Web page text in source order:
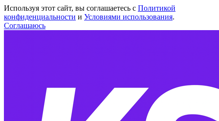
Используя этот сайт, вы соглашаетесь с Политикой
конфиденциальности и Условиями использования.
Соглашаюсь